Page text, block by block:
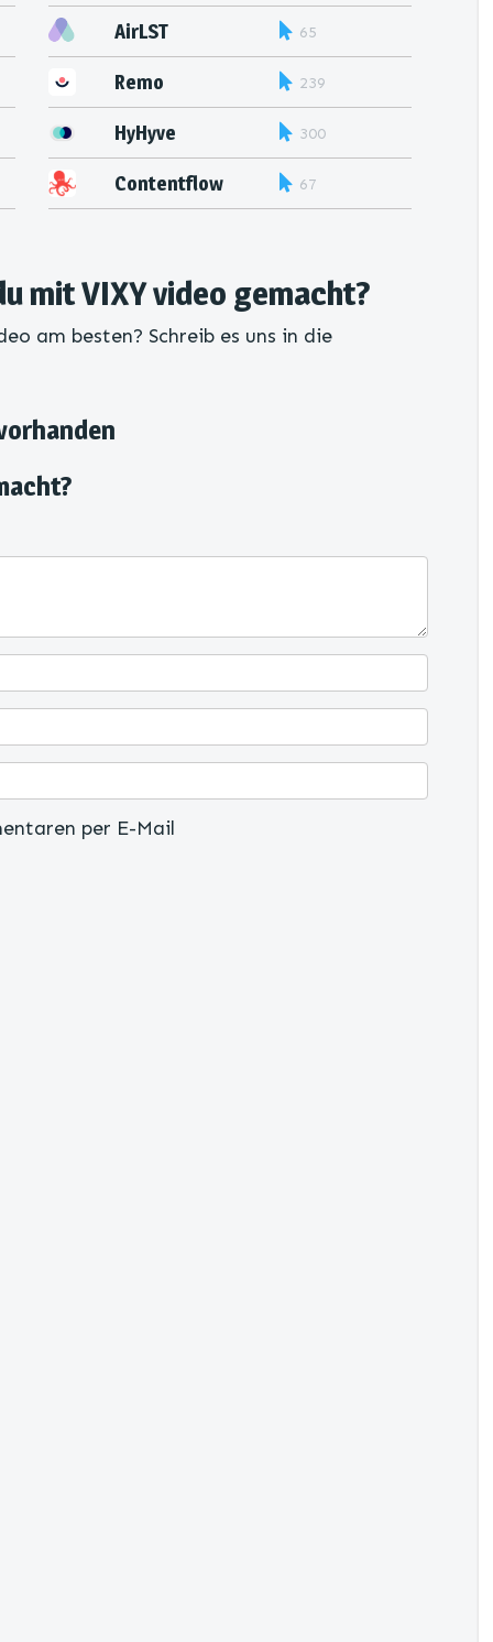
AirLST 65
Remo 239
HyHyve 300
Contentflow 67
mit VIXY video gemacht?
am besten? Schreib es uns in die
per E-Mail